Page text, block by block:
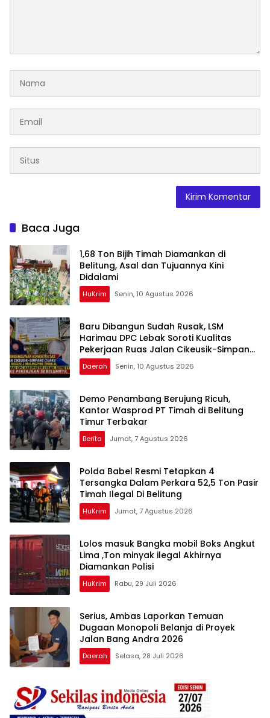
Baca Juga
1,68 Ton Bijih Timah Diamankan di
Belitung, Asal dan Tujuannya Kini
Didalami
HuKrim Senin, 10 Agustus 2026
Baru Dibangun Sudah Rusak, LSM
Harimau DPC Lebak Soroti Kualitas
Pekerjaan Ruas Jalan Cikeusik-Simpang
Cijaku
Daerah Senin, 10 Agustus 2026
Demo Penambang Berujung Ricuh,
Kantor Wasprod PT Timah di Belitung
Timur Terbakar
Berita Jumat, 7 Agustus 2026
Polda Babel Resmi Tetapkan 4
Tersangka Dalam Perkara 52,5 Ton Pasir
Timah Ilegal Di Belitung
HuKrim Jumat, 7 Agustus 2026
Lolos masuk Bangka mobil Boks Angkut
Lima ,Ton minyak ilegal Akhirnya
Diamankan Polisi
HuKrim Rabu, 29 Juli 2026
Serius, Ambas Laporkan ‎Temuan
Dugaan Monopoli Belanja di Proyek
Jalan Bang Andra 2026
Daerah Selasa, 28 Juli 2026